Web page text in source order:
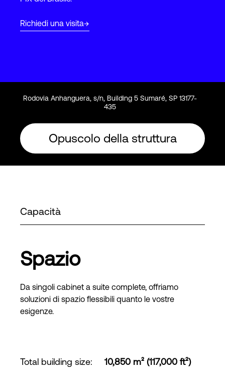
Accesso
Richiedi una visita
Rodovia Anhanguera, s/n, Building 5 Sumaré, SP 13177-
435
Opuscolo della struttura
Capacità
Spazio
Da singoli cabinet a suite complete, offriamo
soluzioni di spazio flessibili quanto le vostre
esigenze.
Total building size: 10,850 m² (117,000 ft²)